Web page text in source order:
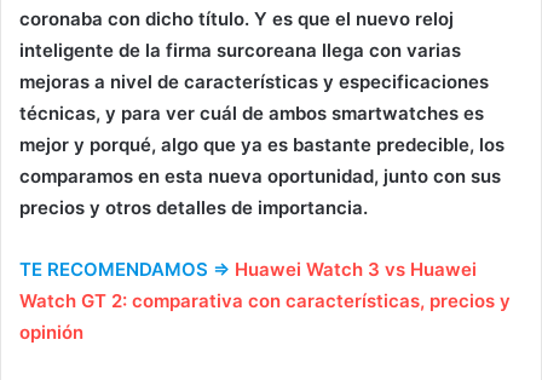
coronaba con dicho título. Y es que el nuevo reloj
inteligente de la firma surcoreana llega con varias
mejoras a nivel de características y especificaciones
técnicas, y para ver cuál de ambos smartwatches es
mejor y porqué, algo que ya es bastante predecible, los
comparamos en esta nueva oportunidad, junto con sus
precios y otros detalles de importancia.
TE RECOMENDAMOS ⇒ Huawei Watch 3 vs Huawei
Watch GT 2: comparativa con características, precios y
opinión